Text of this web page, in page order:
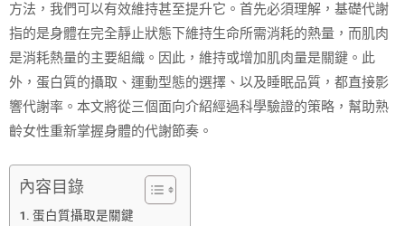
方法，我們可以有效維持甚至提升它。首先必須理解，基礎代謝
指的是身體在完全靜止狀態下維持生命所需消耗的熱量，而肌肉
是消耗熱量的主要組織。因此，維持或增加肌肉量是關鍵。此
外，蛋白質的攝取、運動型態的選擇、以及睡眠品質，都直接影
響代謝率。本文將從三個面向介紹經過科學驗證的策略，幫助熟
齡女性重新掌握身體的代謝節奏。
內容目錄
蛋白質攝取是關鍵